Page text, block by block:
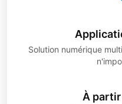
Solution numérique
À